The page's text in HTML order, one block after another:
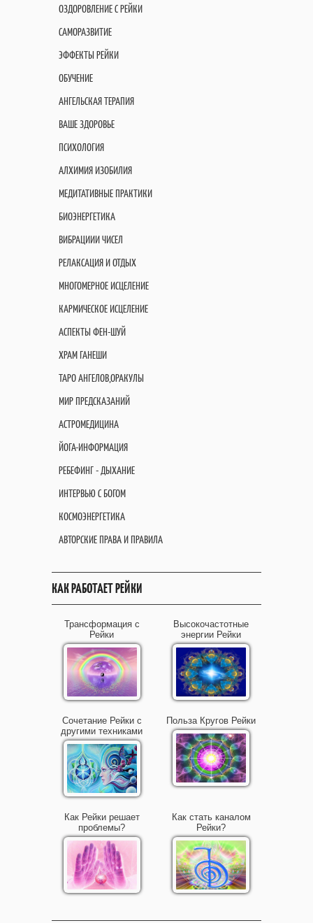
ОЗДОРОВЛЕНИЕ С РЕЙКИ
САМОРАЗВИТИЕ
ЭФФЕКТЫ РЕЙКИ
ОБУЧЕНИЕ
АНГЕЛЬСКАЯ ТЕРАПИЯ
ВАШЕ ЗДОРОВЬЕ
ПСИХОЛОГИЯ
АЛХИМИЯ ИЗОБИЛИЯ
МЕДИТАТИВНЫЕ ПРАКТИКИ
БИОЭНЕРГЕТИКА
ВИБРАЦИИИ ЧИСЕЛ
РЕЛАКСАЦИЯ И ОТДЫХ
МНОГОМЕРНОЕ ИСЦЕЛЕНИЕ
КАРМИЧЕСКОЕ ИСЦЕЛЕНИЕ
АСПЕКТЫ ФЕН-ШУЙ
ХРАМ ГАНЕШИ
ТАРО АНГЕЛОВ,ОРАКУЛЫ
МИР ПРЕДСКАЗАНИЙ
АСТРОМЕДИЦИНА
ЙОГА-ИНФОРМАЦИЯ
РЕБЕФИНГ - ДЫХАНИЕ
ИНТЕРВЬЮ С БОГОМ
КОСМОЭНЕРГЕТИКА
АВТОРСКИЕ ПРАВА И ПРАВИЛА
КАК РАБОТАЕТ РЕЙКИ
Трансформация с
Рейки
Высокочастотные
энергии Рейки
Сочетание Рейки с
другими техниками
Польза Кругов Рейки
Как Рейки решает
проблемы?
Как стать каналом
Рейки?